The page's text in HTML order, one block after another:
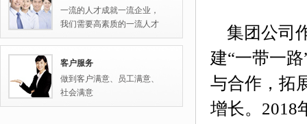
一流的人才成就一流企业，
我们需要高素质的一流人才
客户服务
做到客户满意、员工满意、
社会满意
集团公司
建“一带一
与合作，拓
增长。2018